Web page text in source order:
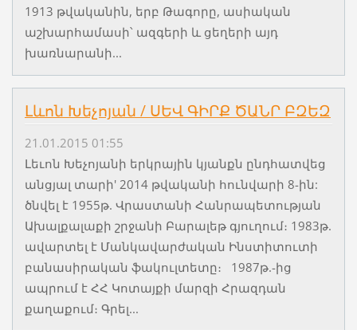
1913 թվականին, երբ Թագորը, ասիական
աշխարհամասի՝ ազգերի և ցեղերի այդ
խառնարանի...
Լևոն Խեչոյան / ՍԵՎ ԳԻՐՔ ԾԱՆՐ ԲԶԵԶ
21.01.2015 01:55
Լեւոն Խեչոյանի երկրային կյանքն ընդհատվեց
անցյալ տարի' 2014 թվականի հունվարի 8-ին:
ծնվել է 1955թ. Վրաստանի Հանրապետության
Ախալքալաքի շրջանի Բարալեթ գյուղում։ 1983թ.
ավարտել է Մանկավարժական Ինստիտուտի
բանասիրական ֆակուլտետը։ 1987թ.-ից
ապրում է ՀՀ Կոտայքի մարզի Հրազդան
քաղաքում։ Գրել...